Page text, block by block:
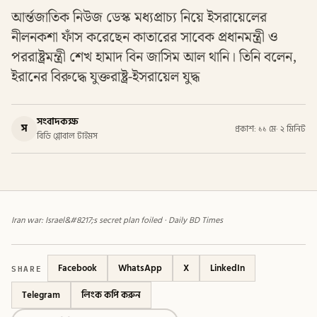
আর্ন্তজাতিক নিউজ ডেস্ক মধ্যপ্রাচ্য নিয়ে ইসরায়েলের
নীলনকশা ফাঁস করেছেন কাতারের সাবেক প্রধানমন্ত্রী ও
পররাষ্ট্রমন্ত্রী শেখ হামাদ বিন জাসিম আল থানি। তিনি বলেন,
ইরানের বিরুদ্ধে যুক্তরাষ্ট্র-ইসরায়েল যুদ্ধ
স সংবাদকক্ষ
বিডি গ্লোবাল টাইমস
প্রকাশ: ১১ মে· ২ মিনিট
Iran war: Israel&#8217;s secret plan foiled · Daily BD Times
SHARE Facebook WhatsApp X
LinkedIn
Telegram
লিংক কপি করুন